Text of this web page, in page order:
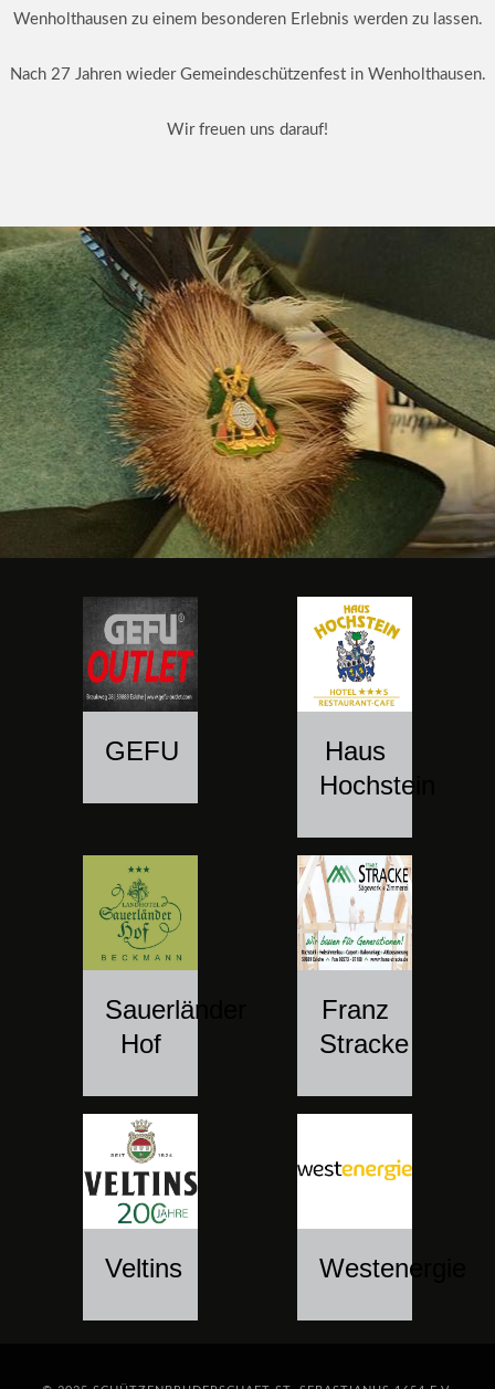
Wenholthausen zu einem besonderen Erlebnis werden zu lassen.
Nach 27 Jahren wieder Gemeindeschützenfest in Wenholthausen.
Wir freuen uns darauf!
GEFU
Haus
Hochstein
Sauerländer
Hof
Franz
Stracke
Veltins Westenergie